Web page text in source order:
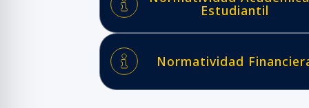
Estudiantil
Normatividad